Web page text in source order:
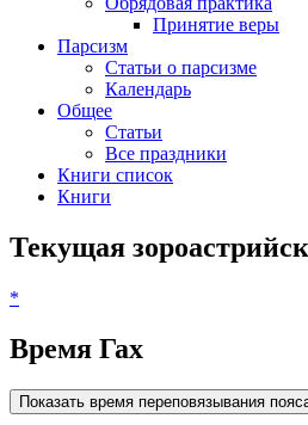
Принятие веры
Парсизм
Статьи о парсизме
Календарь
Общее
Статьи
Все праздники
Книги список
Книги
Текущая
*
Время Гах
Показать время переповязывания